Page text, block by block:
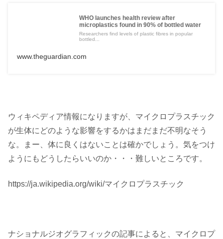
WHO launches health review after
microplastics found in 90% of bottled water
Researchers find levels of plastic fibres in popular
bottled...
www.theguardian.com
ウィキペディア情報になりますが、マイクロプラスチック
が生体にどのような影響をするかはまだまだ不明なそう
な。まー、体に良くはないことは確かでしょう。気をつけ
ようにもどうしたらいいのか・・・難しいところです。
https://ja.wikipedia.org/wiki/マイクロプラスチック
ナショナルジオグラフィックの記事によると、マイクロプ